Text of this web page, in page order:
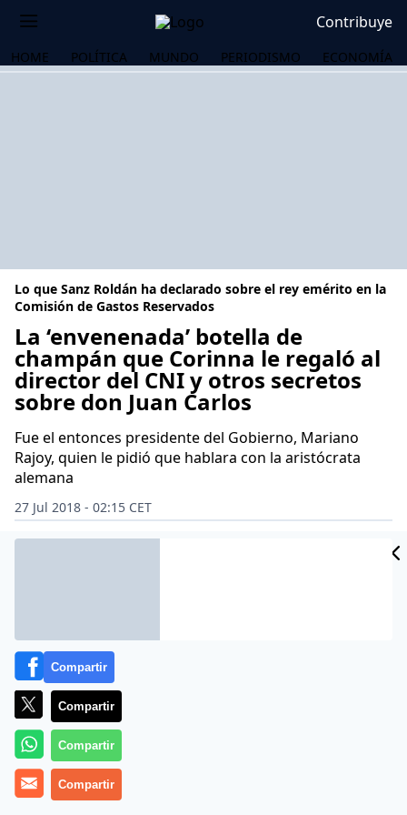
Contribuye
HOME POLÍTICA MUNDO PERIODISMO ECONOMÍA
Lo que Sanz Roldán ha declarado sobre el rey emérito en la
Comisión de Gastos Reservados
La ‘envenenada’ botella de
champán que Corinna le regaló al
director del CNI y otros secretos
sobre don Juan Carlos
Fue el entonces presidente del Gobierno, Mariano
Rajoy, quien le pidió que hablara con la aristócrata
alemana
27 Jul 2018 - 02:15 CET
Archivado en: ADRIANA LASTRA
Compartir
Compartir
Compartir
Compartir